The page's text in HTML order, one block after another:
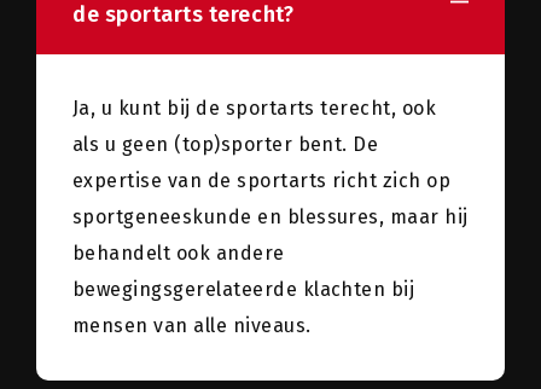
de sportarts terecht?
Ja, u kunt bij de sportarts terecht, ook
als u geen (top)sporter bent. De
expertise van de sportarts richt zich op
sportgeneeskunde en blessures, maar hij
behandelt ook andere
bewegingsgerelateerde klachten bij
mensen van alle niveaus.